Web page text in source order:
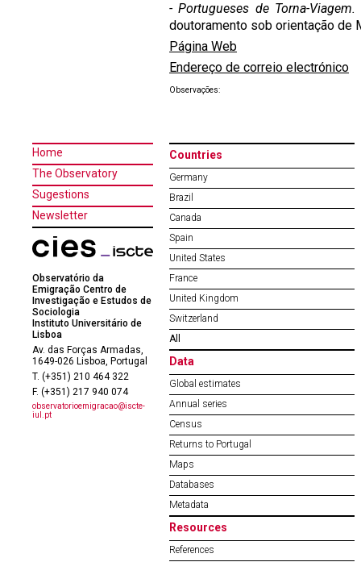
-Portugueses de Torna-
doutoramento sob orientação de
Página Web
Endereço de correio electrónico
Observações:
Home
The Observatory
Sugestions
Newsletter
Observatório da
Emigração Centro de
Investigação e Estudos de
Sociologia
Instituto Universitário de
Lisboa
Av. das Forças Armadas,
1649-026 Lisboa, Portugal
T. (+351) 210 464 322
F. (+351) 217 940 074
observatorioemigracao@iscte-
iul.pt
Countries
Germany
Brazil
Canada
Spain
United States
France
United Kingdom
Switzerland
All
Data
Global estimates
Annual series
Census
Returns to Portugal
Maps
Databases
Metadata
Resources
References